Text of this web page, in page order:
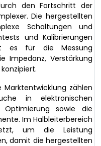
den Fortschritt der
Die hergestellten
Schaltungen und
und Kalibrierungen
es für die Messung
Impedanz, Verstärkung
zählen
in elektronischen
sowie die
Im Halbleiterbereich
um die Leistung
damit die hergestellten